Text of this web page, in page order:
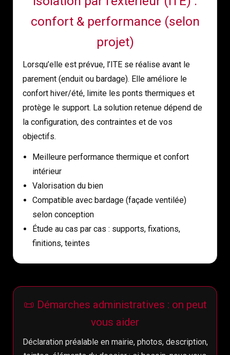
confort & performance (selon
projet)
Lorsqu’elle est prévue, l’ITE se réalise avant le
parement (enduit ou bardage). Elle améliore le
confort hiver/été, limite les ponts thermiques et
protège le support. La solution retenue dépend de
la configuration, des contraintes et de vos
objectifs.
Meilleure performance thermique et confort
intérieur
Valorisation du bien
Compatible avec bardage (façade ventilée)
selon conception
Étude au cas par cas : supports, fixations,
finitions, teintes
📜 Démarches administratives : on peut
vous aider
Déclaration préalable en mairie, photos, description,